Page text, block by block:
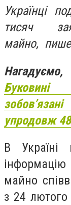
Українці
тисяч
майно,
Буковині
упродовж
В Україні
майно
з 24 лютого